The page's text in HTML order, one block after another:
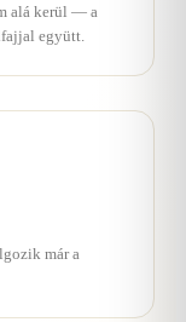
alá kerül — a
együtt.
már a